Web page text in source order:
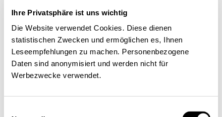
Ihre Privatsphäre ist uns wichtig
Die Website verwendet Cookies. Diese dienen
statistischen Zwecken und ermöglichen es, Ihnen
Leseempfehlungen zu machen. Personenbezogene
Daten sind anonymisiert und werden nicht für
Werbezwecke verwendet.
Bei der anstehenden Gasmarktöffnung, die
der Bundesrat jüngst mit der Vernehmlassung